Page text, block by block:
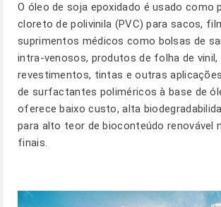
O óleo de soja epoxidado é usado como
cloreto de polivinila (PVC) para sacos,
suprimentos médicos como bolsas de
intra-venosos, produtos de folha de vinil,
revestimentos, tintas e outras
de surfactantes poliméricos à base de
oferece baixo custo, alta
para alto teor de bioconteúdo renovável
finais.